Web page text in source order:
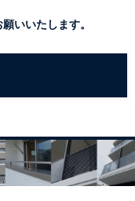
いいたします。